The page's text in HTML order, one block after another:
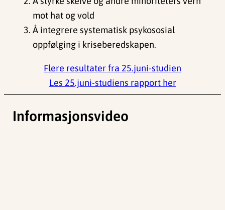
mot hat og vold
Å integrere systematisk psykososial
oppfølging i kriseberedskapen.
Flere resultater fra 25.juni-studien
Les 25.juni-studiens rapport her
Informasjonsvideo